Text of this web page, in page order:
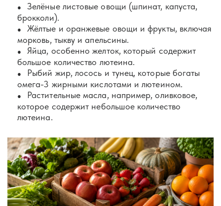
Зелёные листовые овощи (шпинат, капуста,
брокколи).
Жёлтые и оранжевые овощи и фрукты, включая
морковь, тыкву и апельсины.
Яйца, особенно желток, который содержит
большое количество лютеина.
Рыбий жир, лосось и тунец, которые богаты
омега-3 жирными кислотами и лютеином.
Растительные масла, например, оливковое,
которое содержит небольшое количество
лютеина.